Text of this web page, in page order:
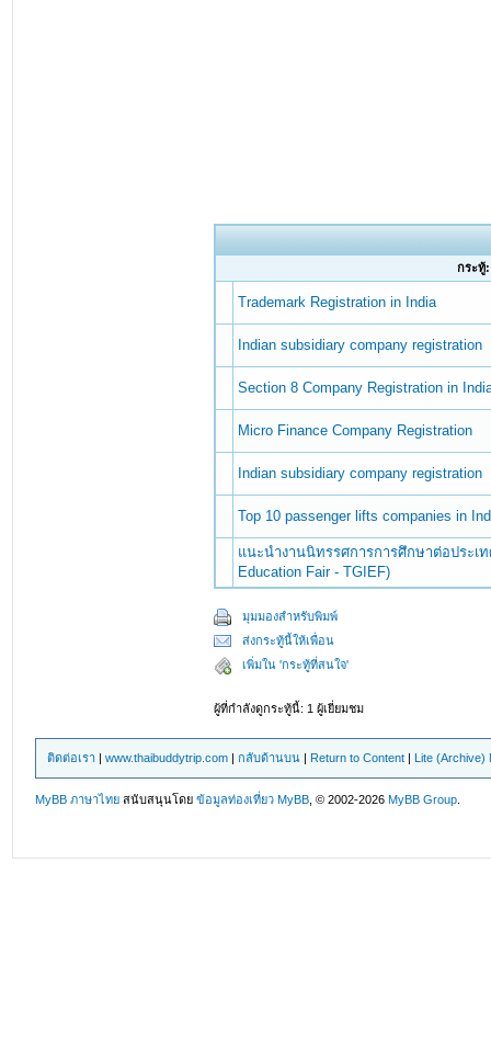
กระทู้:
Trademark Registration in India
Indian subsidiary company registration
Section 8 Company Registration in
Micro Finance Company Registration
Indian subsidiary company registration
Top 10 passenger lifts companies in
แนะนำงานนิทรรศการการศึกษาต่อประเ
Education Fair - TGIEF)
มุมมองสำหรับพิมพ์
ส่งกระทู้นี้ให้เพื่อน
เพิ่มใน 'กระทู้ที่สนใจ'
ผู้ที่กำลังดูกระทู้นี้: 1 ผู้เยี่ยมชม
ติดต่อเรา |www.thaibuddytrip.com |กลับด้านบน | Return to Content | Lite (Archive)
MyBB ภาษาไทย สนับสนุนโดยข้อมูลท่องเที่ยว MyBB , © 2002-2026MyBB Group